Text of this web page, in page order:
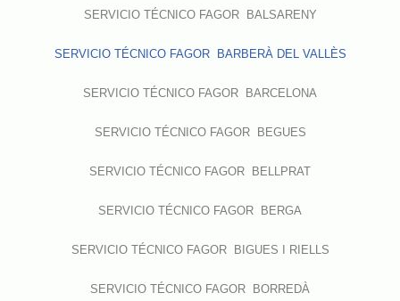
SERVICIO TÉCNICO FAGOR BALSARENY
SERVICIO TÉCNICO FAGOR BARBERÀ DEL VALLÈS
SERVICIO TÉCNICO FAGOR BARCELONA
SERVICIO TÉCNICO FAGOR BEGUES
SERVICIO TÉCNICO FAGOR BELLPRAT
SERVICIO TÉCNICO FAGOR BERGA
SERVICIO TÉCNICO FAGOR BIGUES I RIELLS
SERVICIO TÉCNICO FAGOR BORREDÀ